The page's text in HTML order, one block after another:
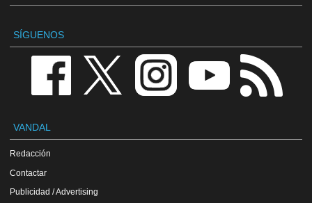
SÍGUENOS
VANDAL
Redacción
Contactar
Publicidad / Advertising